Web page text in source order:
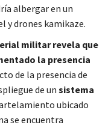
albergar en un
y drones kamikaze.
militar revela que
la presencia
de la presencia de
de un sistema
ubicado
se encuentra